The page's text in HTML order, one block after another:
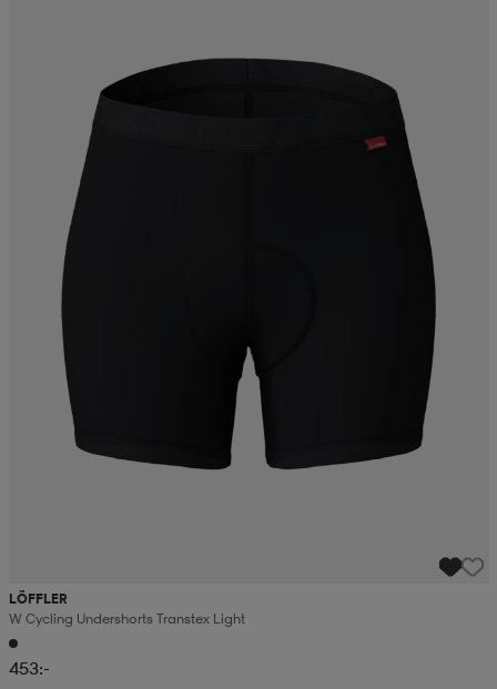
LÖFFLER
W Cycling Undershorts Transtex Light
453:-